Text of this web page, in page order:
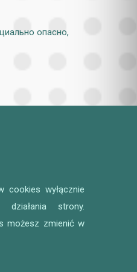
опасно,
cookies wyłącznie
działania strony.
możesz zmienić w